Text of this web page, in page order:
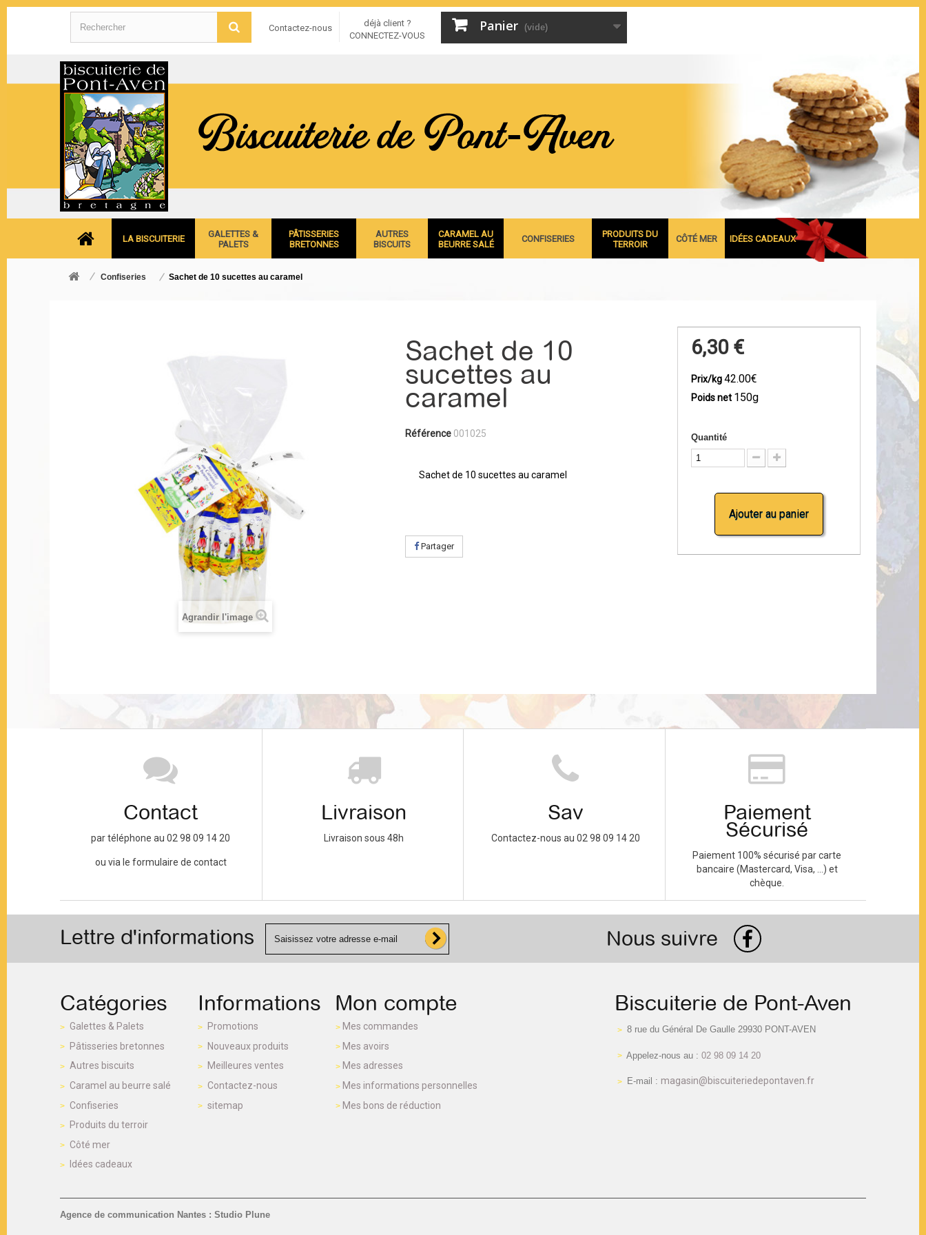
Contactez-nous
déjà client ?
CONNECTEZ-VOUS
Panier (vide)
LA BISCUITERIE
GALETTES &
PALETS
PÂTISSERIES
BRETONNES
AUTRES
BISCUITS
CARAMEL AU
BEURRE SALÉ
CONFISERIES
PRODUITS DU
TERROIR
CÔTÉ MER IDÉES CADEAUX
Confiseries Sachet de 10 sucettes au caramel
Agrandir l'image
Sachet de 10
sucettes au
caramel
Référence 001025
Sachet de 10 sucettes au caramel
Partager
6,30 €
Prix/kg42.00€
Poids net 150g
Quantité
Ajouter au panier
Contact
par téléphone au 02 98 09 14 20
ou via le formulaire de contact
Livraison
Livraison sous 48h
Sav
Contactez-nous au 02 98 09 14 20
Paiement
Sécurisé
Paiement 100% sécurisé par carte
bancaire (Mastercard, Visa, ...) et
chèque.
Lettre d'informations Nous suivre
Catégories
Galettes & Palets
Pâtisseries bretonnes
Autres biscuits
Caramel au beurre salé
Confiseries
Produits du terroir
Côté mer
Idées cadeaux
Informations
Promotions
Nouveaux produits
Meilleures ventes
Contactez-nous
sitemap
Agence de communication Nantes : Studio Plune
Mon compte
Mes commandes
Mes avoirs
Mes adresses
Mes informations personnelles
Mes bons de réduction
Biscuiterie de Pont-Aven
8 rue du Général De Gaulle 29930 PONT-AVEN
Appelez-nous au : 02 98 09 14 20
E-mail : magasin@biscuiteriedepontaven.fr